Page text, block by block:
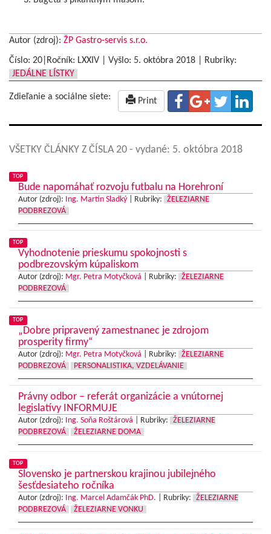
Autor (zdroj): ŽP Gastro-servis s.r.o.
Číslo: 20|Ročník: LXXIV | Vyšlo: 5. októbra 2018
Rubriky:
JEDÁLNE LÍSTKY
Zdieľanie a sociálne siete: Print
VŠETKY ČLÁNKY Z ČÍSLA 20 - vydané: 5. októbra 2018
TOP
Bude napomáhať rozvoju futbalu na Horehroní
Autor (zdroj): Ing. Martin Sladký Rubriky:
ŽELEZIARNE
PODBREZOVÁ
TOP
Vyhodnotenie prieskumu spokojnosti s
podbrezovským kúpaliskom
Autor (zdroj): Mgr. Petra Motyčková Rubriky:
ŽELEZIARNE
PODBREZOVÁ
TOP
„Dobre pripravený zamestnanec je zdrojom
prosperity firmy“
Autor (zdroj): Mgr. Petra Motyčková Rubriky:
ŽELEZIARNE
PODBREZOVÁ
PERSONALISTIKA, VZDELÁVANIE
Právny odbor – referát organizácie a vnútornej
legislatívy INFORMUJE
Autor (zdroj): Ing. Soňa Roštárová Rubriky:
ŽELEZIARNE
PODBREZOVÁ
ŽELEZIARNE DOMA
TOP
Slovensko je partnerskou krajinou jubilejného
šesťdesiateho ročníka
Autor (zdroj): Ing. Marcel Adamčák PhD. Rubriky:
ŽELEZIARNE
PODBREZOVÁ
ŽELEZIARNE VONKU